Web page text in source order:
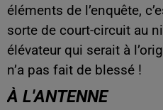
éléments de l’enquête,
sorte de court-circuit au
élévateur qui serait à
n’a pas fait de blessé !
À L'ANTENNE